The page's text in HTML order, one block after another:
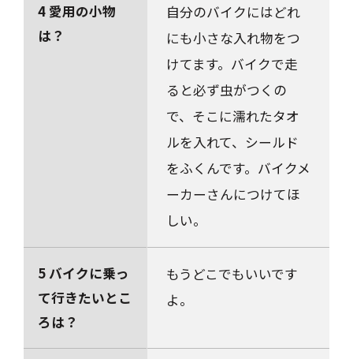
4 愛用の小物
は？
自分のバイクにはどれ
にも小さな入れ物をつ
けてます。バイクで走
ると必ず虫がつくの
で、そこに濡れたタオ
ルを入れて、シールド
をふくんです。バイクメ
ーカーさんにつけてほ
しい。
5 バイクに乗っ
て行きたいとこ
ろは？
もうどこでもいいです
よ。